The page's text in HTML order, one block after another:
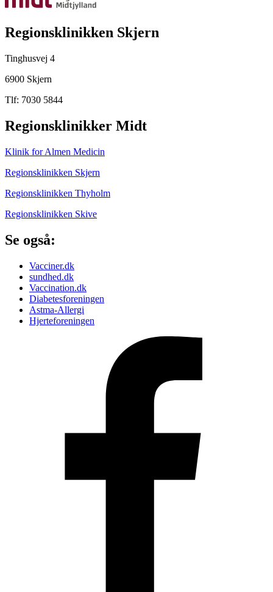
Regionsklinikken Skjern
Tinghusvej 4
6900 Skjern
Tlf: 7030 5844
Regionsklinikker Midt
Klinik for Almen Medicin
Regionsklinikken Skjern
Regionsklinikken Thyholm
Regionsklinikken Skive
Se også:
Vacciner.dk
sundhed.dk
Vaccination.dk
Diabetesforeningen
Astma-Allergi
Hjerteforeningen